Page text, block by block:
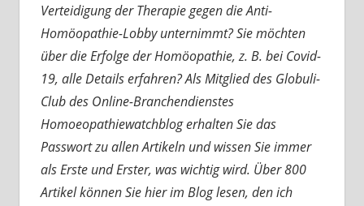
Verteidigung der Therapie gegen die Anti-
Homöopathie-Lobby unternimmt? Sie möchten
über die Erfolge der Homöopathie, z. B. bei Covid-
19, alle Details erfahren? Als Mitglied des Globuli-
Club des Online-Branchendienstes
Homoeopathiewatchblog erhalten Sie das
Passwort zu allen Artikeln und wissen Sie immer
als Erste und Erster, was wichtig wird. Über 800
Artikel können Sie hier im Blog lesen, den ich